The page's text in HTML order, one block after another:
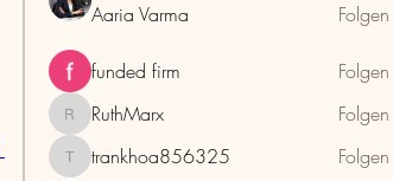
Aaria Varma
Folgen
funded firm Folgen
RuthMarx
RuthMarx Folgen
trankhoa856325
trankhoa856325
Folgen